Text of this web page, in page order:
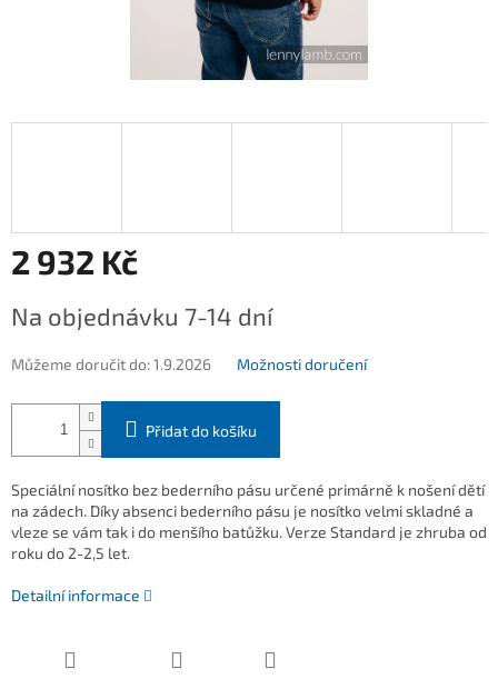
2 932 Kč
cena:
Na objednávku 7-14 dní
Můžeme doručit do:1.9.2026 Možnosti doručení
Přidat do košíku
Speciální nosítko bez bederního pásu určené primárně k nošení dětí
na zádech. Díky absenci bederního pásu je nosítko velmi skladné a
vleze se vám tak i do menšího batůžku. Verze Standard je zhruba od
roku do 2-2,5 let.
Detailní informace